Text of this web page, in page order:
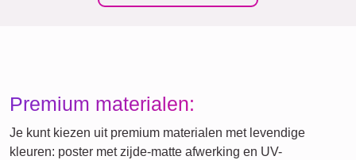
Premium materialen:
Je kunt kiezen uit premium materialen met levendige
kleuren: poster met zijde-matte afwerking en UV-